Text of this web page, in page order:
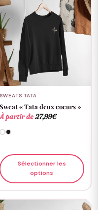
SWEATS TATA
Sweat « Tata deux coeurs »
partir de27,99€
Sélectionner les
options